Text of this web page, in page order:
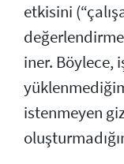
etkisini
iner. Böylece,
istenmeyen